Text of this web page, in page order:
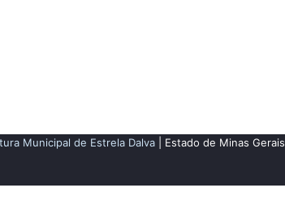
Municipal de Estrela Dalva | Estado de Minas Gerais